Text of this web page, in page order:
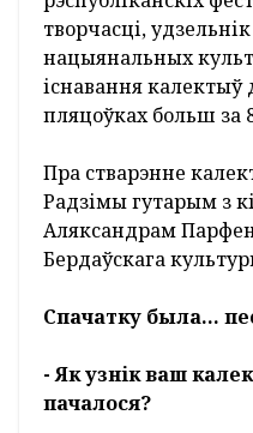
Ансамбль, у якім
сям’і, - першы
«народны» сярод
калектываўу
уладальнік
прадстаўніцтва ААН
распаўсюджванне
ганаровай граматы
друку Рэспублікі
дыпламант і
рэспубліканскіх
творчасці,
нацыянальных
існавання
пляцоўках больш за